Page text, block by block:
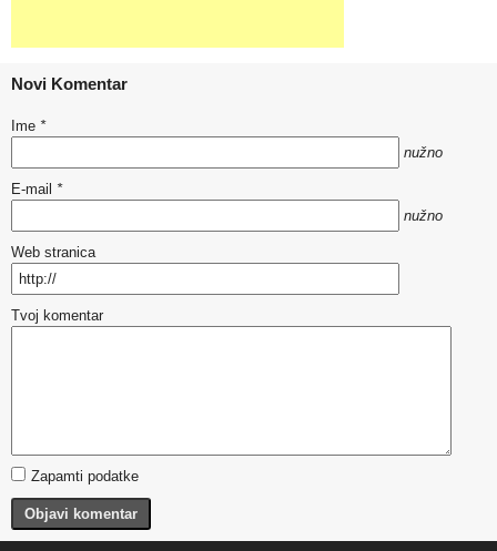
Novi Komentar
Ime *
nužno
E-mail *
nužno
Web stranica
Tvoj komentar
Zapamti podatke
Objavi komentar